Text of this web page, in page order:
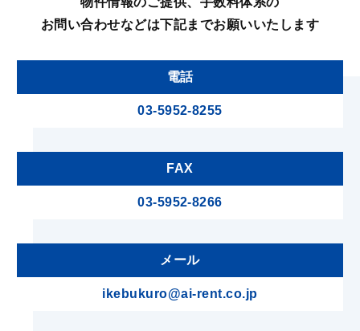
お問い合わせなどは下記までお願いいたします
電話
03-5952-8255
FAX
03-5952-8266
メール
ikebukuro@ai-rent.co.jp